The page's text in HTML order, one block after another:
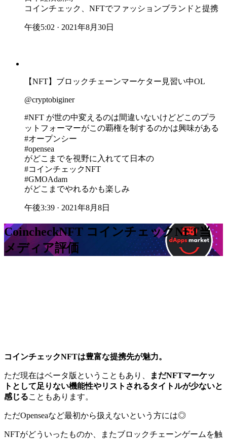
コインチェック、NFTでファッションブランドと提携
午後5:02 · 2021年8月30日
【NFT】ブロックチェーンマーケター見習い中OL
@cryptobiginer
#NFT が世の中変えるのは間違いないけどどこのプラ
ットフォーマーがこの覇権を制するのかは興味がある
#オープンシー
#opensea
がどこまでを視野に入れてて日本の
#コインチェックNFT
#GMOAdam
がどこまでやれるかも楽しみ
午後3:39 · 2021年8月8日
CoincheckNFT コインチェックNFT当
メディア評価
コインチェックNFTは豊富な提携先が魅力。
ただ現在はベータ版ということもあり、
まだNFTマーケッ
トとして足りない機能性やリストされるタイトルが少ないと
感じることもあります。
ただOpenseaなど最初から扱えないという方には◎
NFTがどういったものか、またブロックチェーンゲームを触